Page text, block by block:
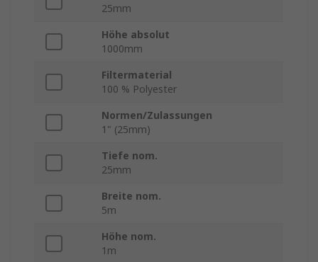
25mm
Höhe absolut
1000mm
Filtermaterial
100 % Polyester
Normen/Zulassungen
1" (25mm)
Tiefe nom.
25mm
Breite nom.
5m
Höhe nom.
1m